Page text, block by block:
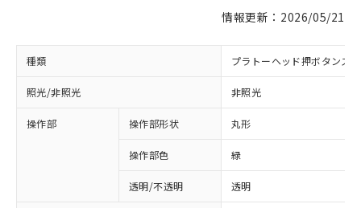
情報更新：2026/05/21
種類 プラトーヘッド押ボタンス
照光/非照光 非照光
操作部 操作部形状 丸形
操作部色 緑
透明/不透明 透明